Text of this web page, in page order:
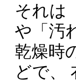
それは
や「汚
乾燥時
どで、